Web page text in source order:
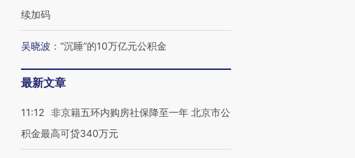
续加码
吴晓波 ： “沉睡”的10万亿元公积金
最新文章
11:12 非京籍五环内购房社保降至一年 北京市公
积金最高可贷340万元